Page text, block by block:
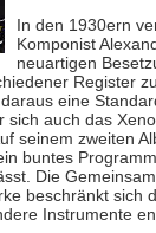
In den 1930ern
Komponist
neuartigen
Register
eine
sich auch das
seinem zweiten
buntes
Die
beschränkt sich
Instrumente